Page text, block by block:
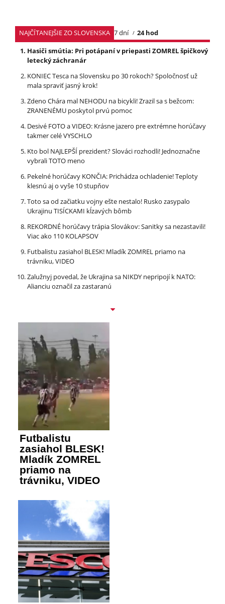
NAJČÍTANEJŠIE ZO SLOVENSKA 7 dní
24 hod
Hasiči smútia: Pri potápaní v priepasti ZOMREL špičkový
letecký záchranár
KONIEC Tesca na Slovensku po 30 rokoch? Spoločnosť už
mala spraviť jasný krok!
Zdeno Chára mal NEHODU na bicykli! Zrazil sa s bežcom:
ZRANENÉMU poskytol prvú pomoc
Desivé FOTO a VIDEO: Krásne jazero pre extrémne horúčavy
takmer celé VYSCHLO
Kto bol NAJLEPŠÍ prezident? Slováci rozhodli! Jednoznačne
vybrali TOTO meno
Pekelné horúčavy KONČIA: Prichádza ochladenie! Teploty
klesnú aj o vyše 10 stupňov
Toto sa od začiatku vojny ešte nestalo! Rusko zasypalo
Ukrajinu TISÍCKAMI kĺzavých bômb
REKORDNÉ horúčavy trápia Slovákov: Sanitky sa nezastavili!
Viac ako 110 KOLAPSOV
Futbalistu zasiahol BLESK! Mladík ZOMREL priamo na
trávniku, VIDEO
Zalužnyj povedal, že Ukrajina sa NIKDY nepripojí k NATO:
Alianciu označil za zastaranú
Futbalistu
zasiahol BLESK!
Mladík ZOMREL
priamo na
trávniku, VIDEO